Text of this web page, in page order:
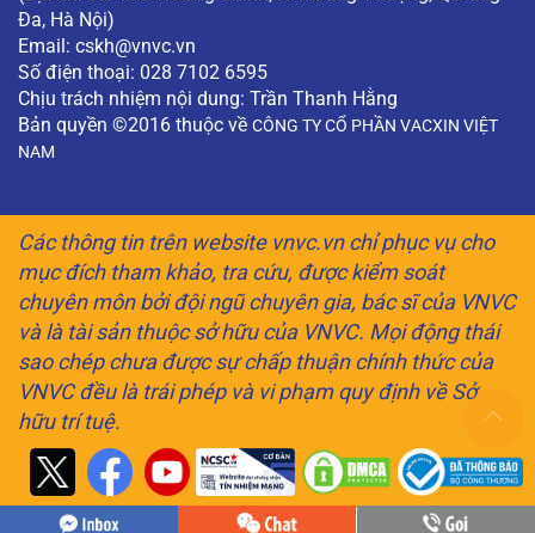
Đa, Hà Nội)
Email: cskh@vnvc.vn
Số điện thoại: 028 7102 6595
Chịu trách nhiệm nội dung: Trần Thanh Hằng
Bản quyền ©2016 thuộc về CÔNG TY CỔ PHẦN VACXIN VIỆT
NAM
Các thông tin trên website vnvc.vn chỉ phục vụ cho
mục đích tham khảo, tra cứu, được kiểm soát
chuyên môn bởi đội ngũ chuyên gia, bác sĩ của VNVC
và là tài sản thuộc sở hữu của VNVC. Mọi động thái
sao chép chưa được sự chấp thuận chính thức của
VNVC đều là trái phép và vi phạm quy định về Sở
hữu trí tuệ.